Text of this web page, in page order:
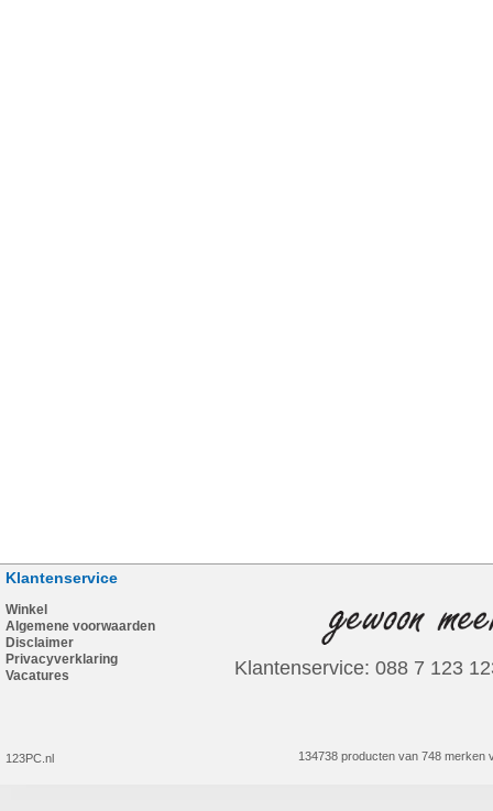
Klantenservice
Winkel
Algemene voorwaarden
Disclaimer
Privacyverklaring
Vacatures
123PC.nl
Klantenservice: 088 7 123
134738 producten van 748 merken